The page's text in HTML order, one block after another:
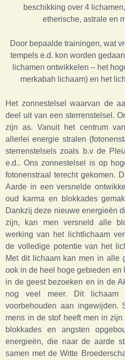
beschikking over 4
etherische, astrale en
Door bepaalde trainingen, wat
tempels e.d. kon worden
lichamen ontwikkelen – het
merkabah lichaam) en het
Het zonnestelsel waarvan de
deel uit van een sterrenstelsel.
zijn as. Vanuit het centrum
allerlei energie stralen
sterrenstelsels zoals b.v de
e.d.. Ons zonnestelsel is op
fotonenstraal terecht gekomen.
Aarde in een versnelde
oud karma en blokkades
Dankzij deze nieuwe energieën
zijn, kan men versneld alle
werking van het lichtlichaam
de volledige potentie van het
Met dit lichaam kan men in alle
ook in de heel hoge gebieden en
in de geest bezoeken en in de
nog veel meer. Dit lichaam
voorbehouden aan
mens in de stof heeft men in
blokkades en angsten
energieën, die naar de aarde
samen met de Witte